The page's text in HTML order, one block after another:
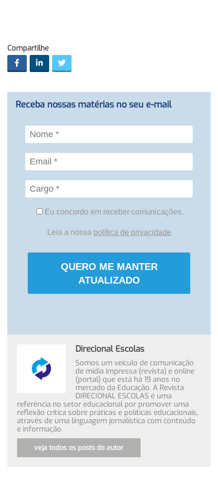
Compartilhe
Receba nossas matérias no seu e-mail
Eu concordo em receber comunicações.
Leia a nossa política de privacidade
QUERO ME MANTER
ATUALIZADO
Direcional Escolas
Somos um veículo de comunicação
de mídia impressa (revista) e online
(portal) que está há 19 anos no
mercado da Educação. A Revista
DIRECIONAL ESCOLAS é uma
referência no setor educacional por promover uma
reflexão crítica sobre práticas e políticas educacionais,
através de uma linguagem jornalística com conteúdo
e informação.
veja todos os posts do autor